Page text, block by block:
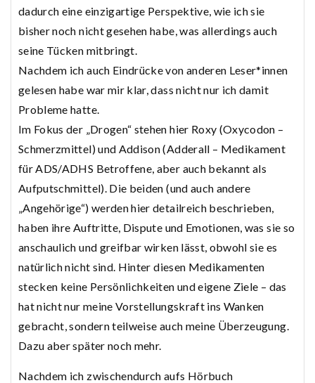
dadurch eine einzigartige Perspektive, wie ich sie
bisher noch nicht gesehen habe, was allerdings auch
seine Tücken mitbringt.
Nachdem ich auch Eindrücke von anderen Leser*innen
gelesen habe war mir klar, dass nicht nur ich damit
Probleme hatte.
Im Fokus der „Drogen“ stehen hier Roxy (Oxycodon –
Schmerzmittel) und Addison (Adderall – Medikament
für ADS/ADHS Betroffene, aber auch bekannt als
Aufputschmittel). Die beiden (und auch andere
„Angehörige“) werden hier detailreich beschrieben,
haben ihre Auftritte, Dispute und Emotionen, was sie so
anschaulich und greifbar wirken lässt, obwohl sie es
natürlich nicht sind. Hinter diesen Medikamenten
stecken keine Persönlichkeiten und eigene Ziele – das
hat nicht nur meine Vorstellungskraft ins Wanken
gebracht, sondern teilweise auch meine Überzeugung.
Dazu aber später noch mehr.
Nachdem ich zwischendurch aufs Hörbuch